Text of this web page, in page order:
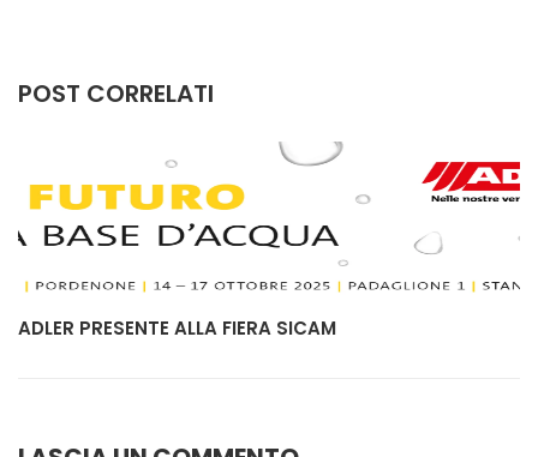
ADLER PRESENTE ALLA FIERA SICAM
LASCIA UN COMMENTO
Commento*